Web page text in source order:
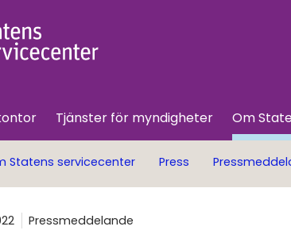
Tjänster för myndigheter Om
Statens servicecenter Press
Pressmeddelande